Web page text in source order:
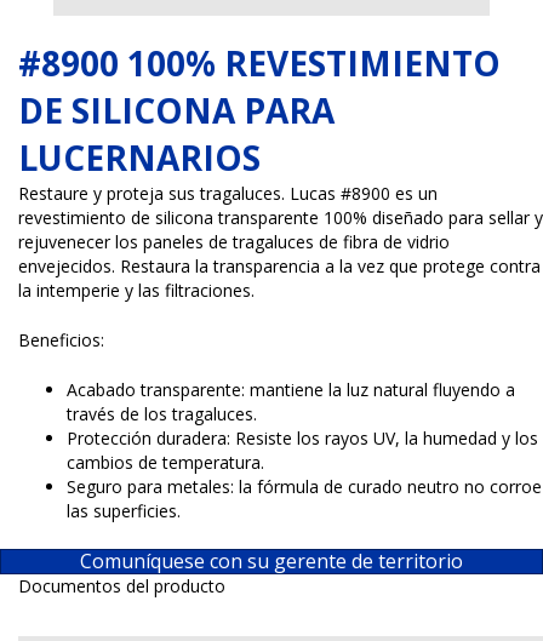
#8900 100% REVESTIMIENTO
DE SILICONA PARA
LUCERNARIOS
Restaure y proteja sus tragaluces. Lucas #8900 es un
revestimiento de silicona transparente 100% diseñado para sellar y
rejuvenecer los paneles de tragaluces de fibra de vidrio
envejecidos. Restaura la transparencia a la vez que protege contra
la intemperie y las filtraciones.
Beneficios:
Acabado transparente: mantiene la luz natural fluyendo a
través de los tragaluces.
Protección duradera: Resiste los rayos UV, la humedad y los
cambios de temperatura.
Seguro para metales: la fórmula de curado neutro no corroe
las superficies.
Comuníquese con su gerente de territorio
Documentos del producto